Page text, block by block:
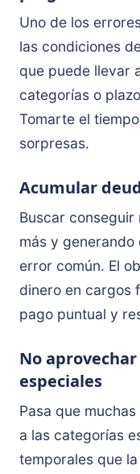
Uno de los
las condiciones
que puede llevar
categorías o
Tomarte el
sorpresas.
Acumular
Buscar
más y generando
error común. El
dinero en cargos
pago puntual y
No
especiales
Pasa que
a las categorías
temporales que